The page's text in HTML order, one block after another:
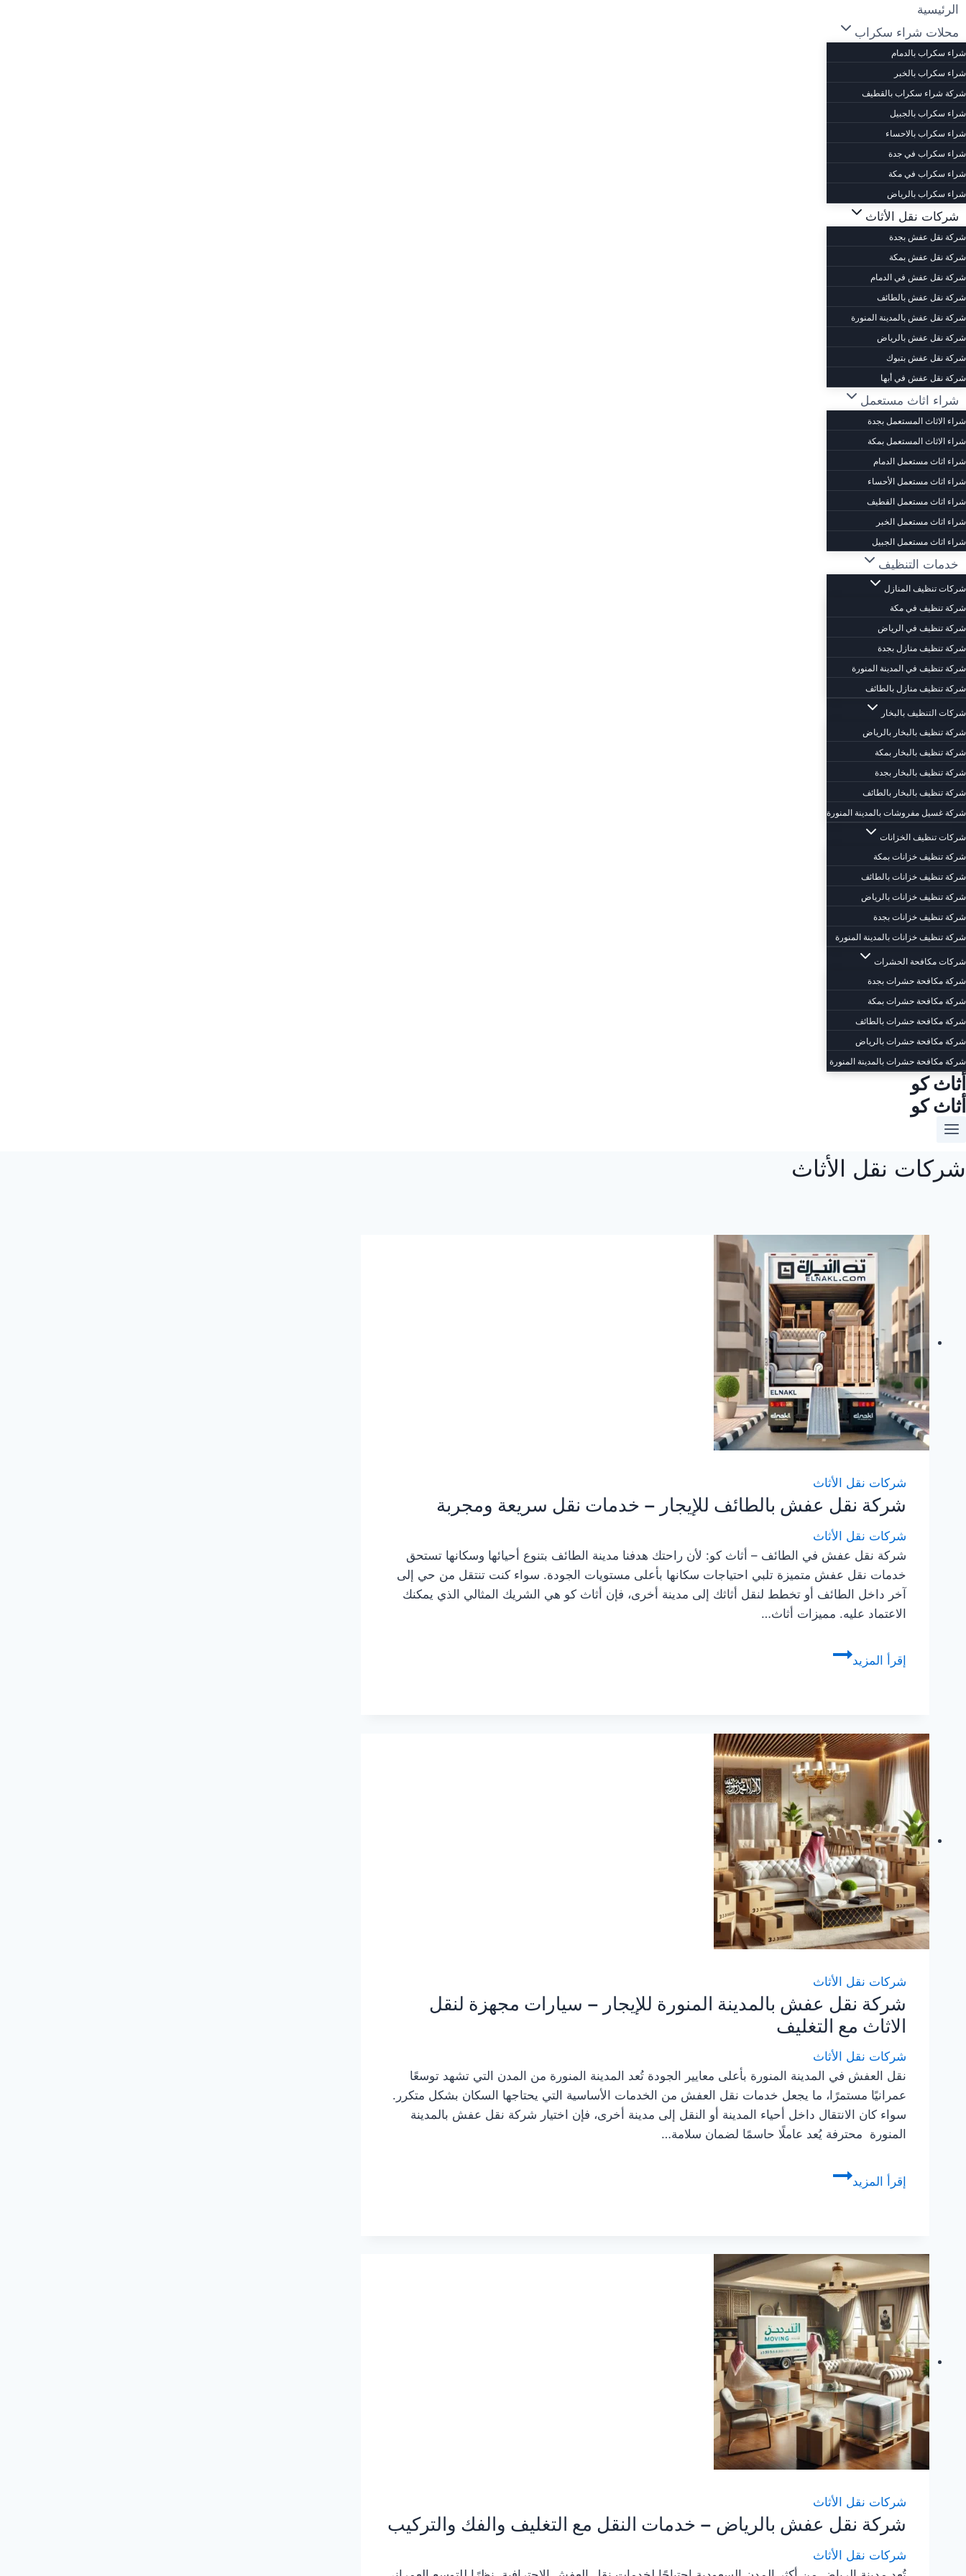
التجاوز
المحتوى
الرئيسية
محلات شراء سكراب
شراء سكراب بالدمام
شراء سكراب بالخبر
شركة شراء سكراب بالقطيف
شراء سكراب بالجبيل
شراء سكراب بالاحساء
شراء سكراب في جدة
شراء سكراب في مكة
شراء سكراب بالرياض
شركات نقل الأثاث
شركة نقل عفش بجدة
شركة نقل عفش بمكة
شركة نقل عفش في الدمام
شركة نقل عفش بالطائف
شركة نقل عفش بالمدينة المنورة
شركة نقل عفش بالرياض
شركة نقل عفش بتبوك
شركة نقل عفش في أبها
شراء اثاث مستعمل
شراء الاثاث المستعمل بجدة
شراء الاثاث المستعمل بمكة
شراء اثاث مستعمل الدمام
شراء اثاث مستعمل الأحساء
شراء اثاث مستعمل القطيف
شراء اثاث مستعمل الخبر
شراء اثاث مستعمل الجبيل
خدمات التنظيف
شركات تنظيف المنازل
شركة تنظيف في مكة
شركة تنظيف في الرياض
شركة تنظيف منازل بجدة
شركة تنظيف في المدينة المنورة
شركة تنظيف منازل بالطائف
شركات التنظيف بالبخار
شركة تنظيف بالبخار بالرياض
شركة تنظيف بالبخار بمكة
شركة تنظيف بالبخار بجدة
شركة تنظيف بالبخار بالطائف
شركة غسيل مفروشات بالمدينة المنورة
شركات تنظيف الخزانات
شركة تنظيف خزانات بمكة
شركة تنظيف خزانات بالطائف
شركة تنظيف خزانات بالرياض
شركة تنظيف خزانات بجدة
شركة تنظيف خزانات بالمدينة المنورة
شركات مكافحة الحشرات
شركة مكافحة حشرات بجدة
شركة مكافحة حشرات بمكة
شركة مكافحة حشرات بالطائف
شركة مكافحة حشرات بالرياض
شركة مكافحة حشرات بالمدينة المنورة
أثاث كو
أثاث كو
شركات نقل الأثاث
شركات نقل الأثاث
شركة نقل عفش بالطائف للإيجار – خدمات نقل سريعة ومجربة
شركات نقل الأثاث
شركة نقل عفش في الطائف – أثاث كو: لأن راحتك هدفنا مدينة الطائف بتنوع أحيائها وسكانها تستحق
خدمات نقل عفش متميزة تلبي احتياجات سكانها بأعلى مستويات الجودة. سواء كنت تنتقل من حي إلى
آخر داخل الطائف أو تخطط لنقل أثاثك إلى مدينة أخرى، فإن أثاث كو هي الشريك المثالي الذي يمكنك
الاعتماد عليه. مميزات أثاث…
إقرأ المزيدشركة
للإيجار
–
خدمات
نقل
سريعة
ومجربة
شركات نقل الأثاث
شركة نقل عفش بالمدينة المنورة للإيجار – سيارات مجهزة لنقل
الاثاث مع التغليف
شركات نقل الأثاث
نقل العفش في المدينة المنورة بأعلى معايير الجودة تُعد المدينة المنورة من المدن التي تشهد توسعًا
عمرانيًا مستمرًا، ما يجعل خدمات نقل العفش من الخدمات الأساسية التي يحتاجها السكان بشكل متكرر.
سواء كان الانتقال داخل أحياء المدينة أو النقل إلى مدينة أخرى، فإن اختيار شركة نقل عفش بالمدينة
المنورة محترفة يُعد عاملًا حاسمًا لضمان سلامة…
إقرأ المزيدشركة
المنورة
للإيجار
–
سيارات
مجهزة
لنقل
الاثاث
مع
التغليف
شركات نقل الأثاث
شركة نقل عفش بالرياض – خدمات النقل مع التغليف والفك والتركيب
شركات نقل الأثاث